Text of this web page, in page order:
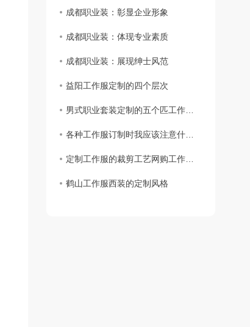
成都职业装：彰显企业形象
成都职业装：体现专业素质
成都职业装：展现绅士风范
益阳工作服定制的四个层次
男式职业套装定制的五个匹工作服裙底配点
各种工作服订制时我应该注意什么？
定制工作服的裁剪工艺网购工作服要求
鹤山工作服西装的定制风格